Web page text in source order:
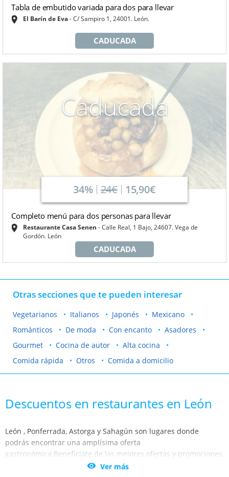
Tabla de embutido variada para dos para llevar
El Barín de Eva C/ Sampiro 1, 24001. León.
CADUCADA
Caducada
34% 24€ 15,90€
Completo menú para dos personas para llevar
Restaurante Casa Senen
Calle Real, 1 Bajo, 24607. Vega de
Gordón. León
CADUCADA
Otras secciones que te pueden interesar
Vegetarianos Italianos Japonés
Mexicano
Románticos
De moda Con encanto
Asadores
Gourmet
Cocina de autor
Alta cocina
Comida rápida
Otros Comida a domicilio
Descuentos en restaurantes en León
León , Ponferrada, Astorga y Sahagún son lugares donde
podrás encontrar una amplísima oferta
gastronómica.Benefíciate de las mejores ofertas y promociones
en todo tipo de restaurantes: vegetarianos, italianos, chinos,
 Ver más